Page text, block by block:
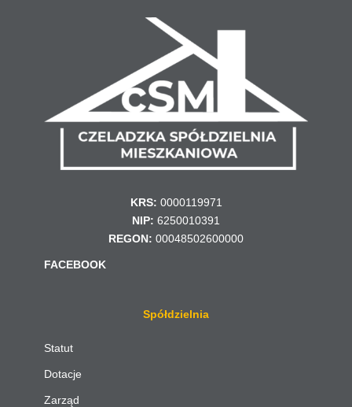
KRS: 0000119971
NIP: 6250010391
REGON: 00048502600000
FACEBOOK
Spółdzielnia
Statut
Dotacje
Zarząd